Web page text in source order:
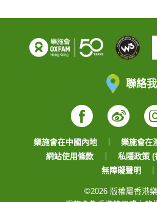
聯絡
樂施會在中國內地 樂施會在
網站使用條款
私隱政策 (
無障礙聲明
©2026 版權屬香港